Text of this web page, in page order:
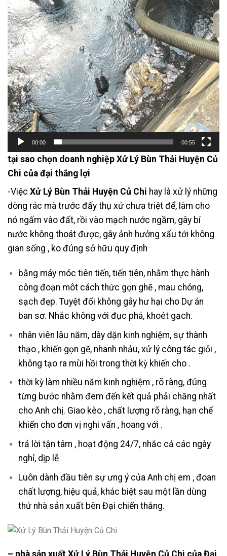
00:00 00:55
tại sao chọn doanh nghiệp Xử Lý Bùn Thải Huyện Củ
Chi của đại thắng lợi
-Việc Xử Lý Bùn Thải Huyện Củ Chi hay là xử lý những
dòng rác mà trước đấy thụ xử chưa triệt để, làm cho
nó ngấm vào đất, rồi vào mạch nước ngầm, gây bí
nước không thoát được, gây ảnh hưởng xấu tới không
gian sống , ko đúng sở hữu quy định
bằng máy móc tiên tiến, tiến tiên, nhằm thực hành
công đoạn môt cách thức gọn ghẽ , mau chóng,
sạch đẹp. Tuyệt đối không gây hư hại cho Dự án
ban sơ. Nhắc không với đục phá, khoét gạch.
nhân viên lâu năm, dày dặn kinh nghiệm, sự thành
thạo , khiến gọn gẽ, nhanh nhảu, xử lý công tác giỏi ,
không tạo ra mùi hồi trong thời kỳ khiến cho .
thời kỳ làm nhiều năm kinh nghiệm , rõ ràng, đúng
từng bước nhằm đem đến kết quả phải chăng nhất
cho Anh chị. Giao kèo , chất lượng rõ ràng, hạn chế
khiến cho đơn vị nghi vấn , hoang với .
trả lời tận tâm , hoạt động 24/7, nhắc cả các ngày
nghỉ, dịp lễ
Luôn dành đầu tiên sự ưng ý của Anh chị em , đoan
chất lượng, hiệu quả, khác biệt sau một lần dùng
thử nhà sản xuất bên Đại chiến thắng.